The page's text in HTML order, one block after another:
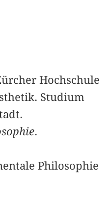
Hochschule
Studium
.
Philosophie